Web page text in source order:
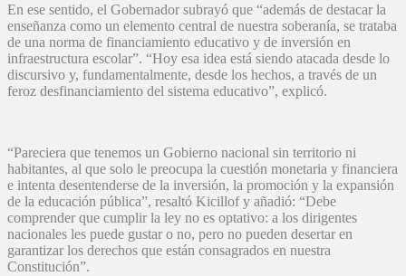
En ese sentido, el Gobernador subrayó que “además de destacar la
enseñanza como un elemento central de nuestra soberanía, se trataba
de una norma de financiamiento educativo y de inversión en
infraestructura escolar”. “Hoy esa idea está siendo atacada desde lo
discursivo y, fundamentalmente, desde los hechos, a través de un
feroz desfinanciamiento del sistema educativo”, explicó.
“Pareciera que tenemos un Gobierno nacional sin territorio ni
habitantes, al que solo le preocupa la cuestión monetaria y financiera
e intenta desentenderse de la inversión, la promoción y la expansión
de la educación pública”, resaltó Kicillof y añadió: “Debe
comprender que cumplir la ley no es optativo: a los dirigentes
nacionales les puede gustar o no, pero no pueden desertar en
garantizar los derechos que están consagrados en nuestra
Constitución”.